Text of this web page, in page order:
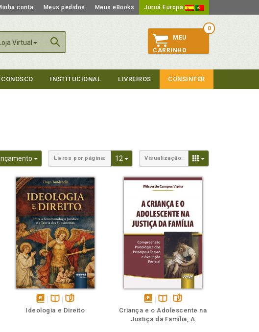
conta Meus pedidos Meus eBooks Juruá Europa
Loja Virtual
0
MEU
CARRINHO
INSTITUCIONAL LIVREIROS CONSINTER
Toggle Dropdown
Livros por página: 12 Toggle Dropdown
Visualização: Toggle Dropdown
disponívelDisponível
páginas
Ideologia e Direito
disponível
em
Disponível
na
páginas
Criança e o Adolescente na
Justiça da Família, A